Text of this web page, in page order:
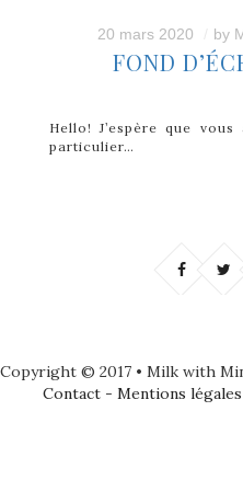
20 mars 2020 by
FOND
Hello! J’espère que
particulier…
Copyright © 2017 • Milk with
Contact - Mentions légales